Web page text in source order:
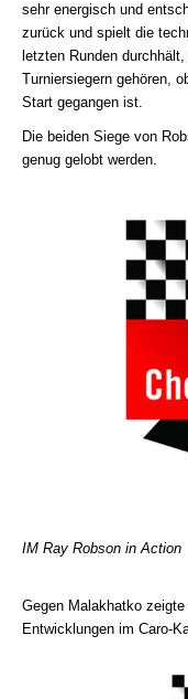
sehr energisch und
zurück und spielt die
letzten Runden
Turniersiegern gehören,
Start gegangen ist.
Die beiden Siege von
genug gelobt werden.
IM Ray Robson in Action
Gegen Malakhatko
Entwicklungen im Caro-